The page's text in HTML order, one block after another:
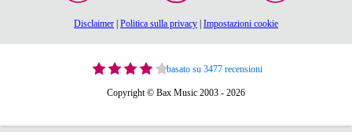
Disclaimer | Politica sulla privacy | Impostazioni cookie
basato su 3477 recensioni
Copyright © Bax Music 2003 - 2026